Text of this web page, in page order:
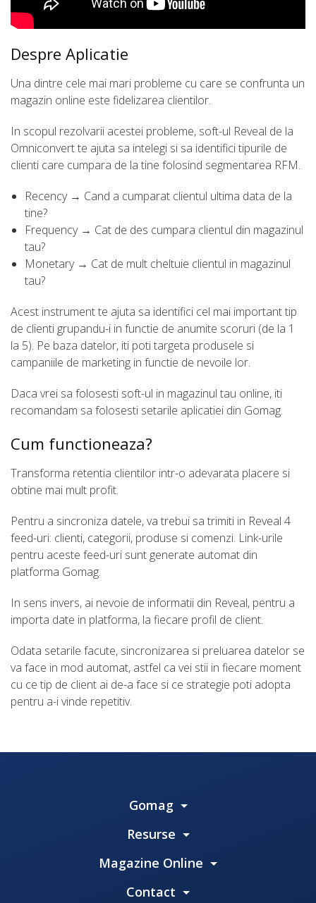
Despre Aplicatie
Una dintre cele mai mari probleme cu care se confrunta un
magazin online este fidelizarea clientilor.
In scopul rezolvarii acestei probleme, soft-ul Reveal de la
Omniconvert te ajuta sa intelegi si sa identifici tipurile de
clienti care cumpara de la tine folosind segmentarea RFM.
Recency → Cand a cumparat clientul ultima data de la
tine?
Frequency → Cat de des cumpara clientul din magazinul
tau?
Monetary → Cat de mult cheltuie clientul in magazinul
tau?
Acest instrument te ajuta sa identifici cel mai important tip
de clienti grupandu-i in functie de anumite scoruri (de la 1
la 5). Pe baza datelor, iti poti targeta produsele si
campaniile de marketing in functie de nevoile lor.
Daca vrei sa folosesti soft-ul in magazinul tau online, iti
recomandam sa folosesti setarile aplicatiei din Gomag.
Cum functioneaza?
Transforma retentia clientilor intr-o adevarata placere si
obtine mai mult profit.
Pentru a sincroniza datele, va trebui sa trimiti in Reveal 4
feed-uri: clienti, categorii, produse si comenzi. Link-urile
pentru aceste feed-uri sunt generate automat din
platforma Gomag.
In sens invers, ai nevoie de informatii din Reveal, pentru a
importa date in platforma, la fiecare profil de client.
Odata setarile facute, sincronizarea si preluarea datelor se
va face in mod automat, astfel ca vei stii in fiecare moment
cu ce tip de client ai de-a face si ce strategie poti adopta
pentru a-i vinde repetitiv.
Gomag
Resurse
Magazine Online
Contact